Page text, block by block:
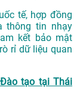
tế, hợp đồng
thông tin nhạy
kết bảo mật
rỉ dữ liệu quan
tạo tại Thái